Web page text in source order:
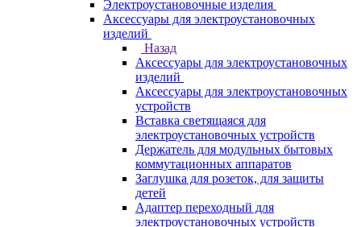
Электроустановочные изделия
Аксессуары для электроустановочных
изделий
Назад
Аксессуары для электроустановочных
изделий
Аксессуары для электроустановочных
устройств
Вставка светящаяся для
электроустановочных устройств
Держатель для модульных бытовых
коммутационных аппаратов
Заглушка для розеток, для защиты
детей
Адаптер переходный для
электроустановочных устройств